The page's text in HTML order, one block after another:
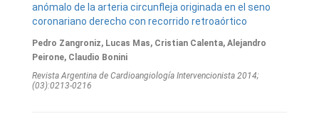
anómalo de la arteria circunfleja originada en el seno
coronariano derecho con recorrido retroaórtico
Pedro Zangroniz, Lucas Mas, Cristian Calenta, Alejandro
Peirone, Claudio Bonini
Revista Argentina de Cardioangiologí­a Intervencionista 2014;
(03):0213-0216